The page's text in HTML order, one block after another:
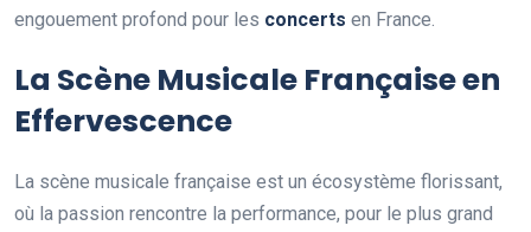
engouement profond pour les concerts en France.
La Scène Musicale Française en
Effervescence
La scène musicale française est un écosystème florissant,
où la passion rencontre la performance, pour le plus grand